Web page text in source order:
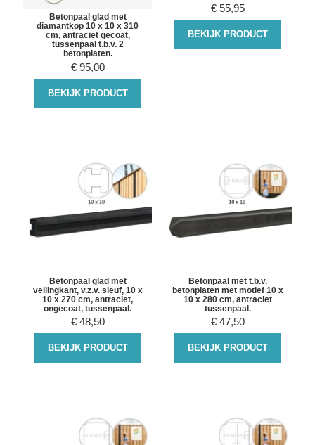
Betonpaal glad met
diamantkop 10 x 10 x 310
cm, antraciet gecoat,
tussenpaal t.b.v. 2
betonplaten.
€ 95,00
BEKIJK PRODUCT
€ 55,95
BEKIJK PRODUCT
Betonpaal glad met
vellingkant, v.z.v. sleuf, 10 x
10 x 270 cm, antraciet,
ongecoat, tussenpaal.
€ 48,50
BEKIJK PRODUCT
Betonpaal met t.b.v.
betonplaten met motief 10 x
10 x 280 cm, antraciet
tussenpaal.
€ 47,50
BEKIJK PRODUCT